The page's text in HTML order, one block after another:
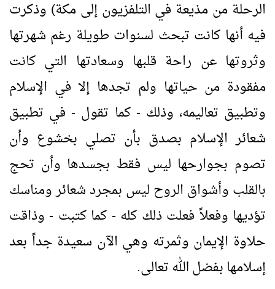
الرحلة من مذيعة في التلفزيون إلى مكة) وذكرت
فيه أنها كانت تبحث لسنوات طويلة رغم شهرتها
وثروتها عن راحة قلبها وسعادتها التي كانت
مفقودة من حياتها ولم تجدها إلا في الإسلام
وتطبيق تعاليمه، وذلك - كما تقول - في تطبيق
شعائر الإسلام بصدق بأن تصلي بخشوع وأن
تصوم بجوارحها ليس فقط بجسدها وأن تحج
بالقلب وأشواق الروح ليس بمجرد شعائر ومناسك
تؤديها وفعلاً فعلت ذلك كله - كما كتبت - وذاقت
حلاوة الإيمان وثمرته وهي الآن سعيدة جداً بعد
إسلامها بفضل الله تعالى.